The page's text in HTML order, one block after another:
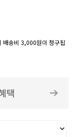
배송비 3,000원이 청구됩